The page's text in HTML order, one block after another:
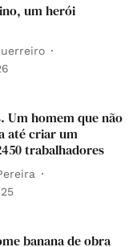
um herói
Um homem que não
até criar um
trabalhadores
banana de obra